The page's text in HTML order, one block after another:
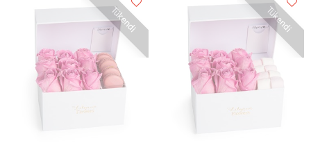
Tükendi Tükendi